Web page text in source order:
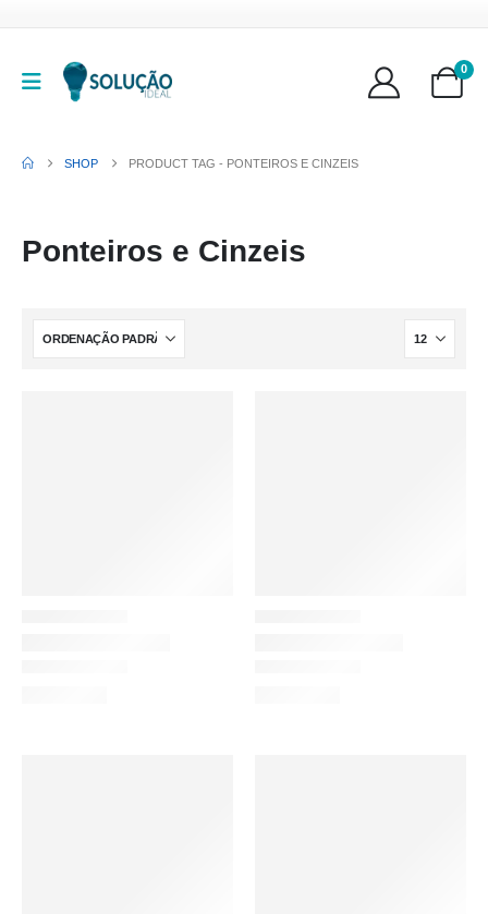
0
SHOP PRODUCT TAG - PONTEIROS E CINZEIS
Ponteiros e Cinzeis